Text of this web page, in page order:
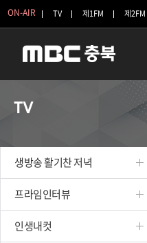
ON-AIR TV 제1FM 제2FM
TV
생방송 활기찬 저녁
프라임인터뷰
인생내컷